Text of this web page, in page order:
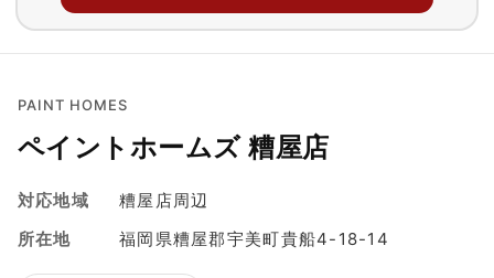
PAINT HOMES
ペイントホームズ 糟屋店
対応地域
糟屋店周辺
所在地
福岡県糟屋郡宇美町貴船4-18-14